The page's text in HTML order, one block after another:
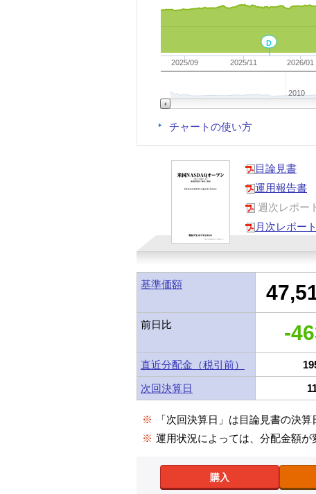
D
2025/09 2025/11 2026/01
2010
チャートの使い方
目論見書
運用報告書
週次レポー
月次レポート
基準価額
前日比 -
直近分配金（税引前）
次回決算日
※
「次回決算日」は目論見書の決算
※ 運用状況によっては、分配金額が
購入